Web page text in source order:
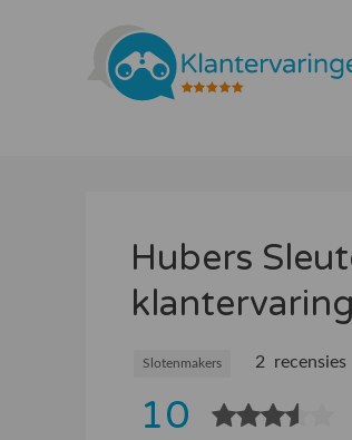
Hubers
Slotenmakers 2 recensies
10